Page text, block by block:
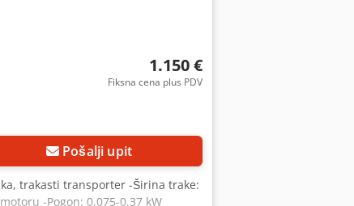
1.150 €
Fiksna cena plus PDV
Pošalji upit
trakasti transporter -Širina trake:
-Pogon: 0,075-0,37 kW